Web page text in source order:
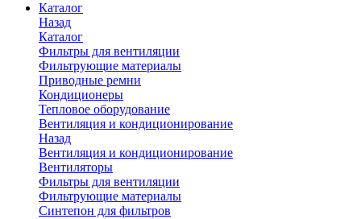
Каталог
Назад
Каталог
Фильтры для вентиляции
Фильтрующие материалы
Приводные ремни
Кондиционеры
Тепловое оборудование
Вентиляция и кондиционирование
Назад
Вентиляция и кондиционирование
Вентиляторы
Фильтры для вентиляции
Фильтрующие материалы
Синтепон для фильтров